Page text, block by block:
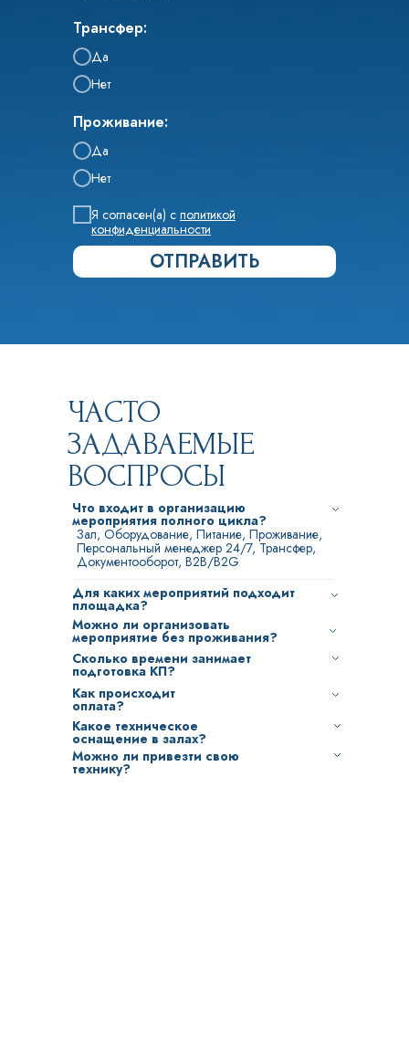
Трансфер:
Да
Нет
Проживание:
Да
Нет
Я согласен(а) с политикой
конфиденциальности
ОТПРАВИТЬ
ЧАСТО
ЗАДАВАЕМЫЕ
ВОСПРОСЫ
Что входит в организацию
мероприятия полного цикла?
Зал, Оборудование, Питание, Проживание,
Персональный менеджер 24/7, Трансфер,
Документооборот, B2B/B2G
Для каких мероприятий подходит
площадка?
Конференции, презентации, семинары,
тренинги, форумы, круглые столы, корпоративы,
тимбилдинги, деловые встречи, выпускные,
онлайн-мероприятия, PR-мероприятия.
Можно ли организовать
мероприятие без проживания?
Да, возможна организация только с залом,
питанием и техникой — без проживания.
Проживание включается по желанию.
Сколько времени занимает
подготовка КП?
От запроса до договора — 48 часов.
Прозрачная смета и КП готовятся под ваш
сценарий.
Как происходит
оплата?
​Работаем по договору с прозрачной сметой.
Поддерживаем документооборот B2B и B2G.
Детали оплаты обсуждаются индивидуально.
Какое техническое
оснащение в залах?
Профессиональный свет и звук, Дублирующие
экраны и проекторы, Микрофоны и пульты
управления, Оборудование для онлайн-
Можно ли привезти свою
технику?
​Да, это возможно. Уточните детали у